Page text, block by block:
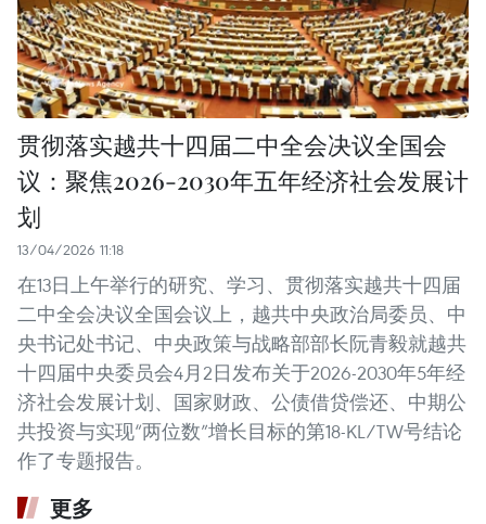
贯彻落实越共十四届二中全会决议全国会
议：聚焦2026-2030年五年经济社会发展计
划
13/04/2026 11:18
在13日上午举行的研究、学习、贯彻落实越共十四届
二中全会决议全国会议上，越共中央政治局委员、中
央书记处书记、中央政策与战略部部长阮青毅就越共
十四届中央委员会4月2日发布关于2026-2030年5年经
济社会发展计划、国家财政、公债借贷偿还、中期公
共投资与实现“两位数”增长目标的第18-KL/TW号结论
作了专题报告。
更多